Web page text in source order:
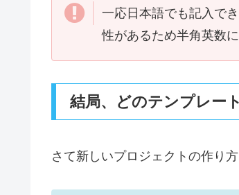
一応日本語でも記入で
性があるため半角英数
結局、どのテンプレー
さて新しいプロジェクトの作り